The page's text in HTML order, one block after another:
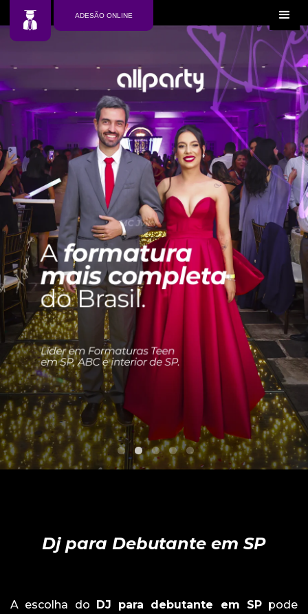
ADESÃO ONLINE
Dj para Debutante em SP
A escolha do DJ para debutante em SPpode